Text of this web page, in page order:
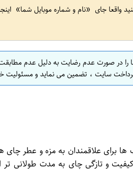
واقعا جای
نام و شماره موبایل شما
را در صورت عدم رضایت به دلیل عدم
سایت ، تضمین می نماید و مسئولیت
یکی از بهترین انتخاب ها برای
و تازگی چای به مدت طولانی تر